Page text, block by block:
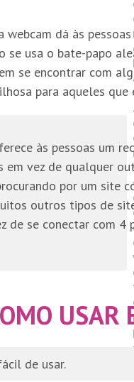
webcam dá às
se usa o bate-papo
se encontrar com
para aqueles
às pessoas um
em vez de qualquer
por um site
outros tipos de
de se conectar com
USAR
de usar.